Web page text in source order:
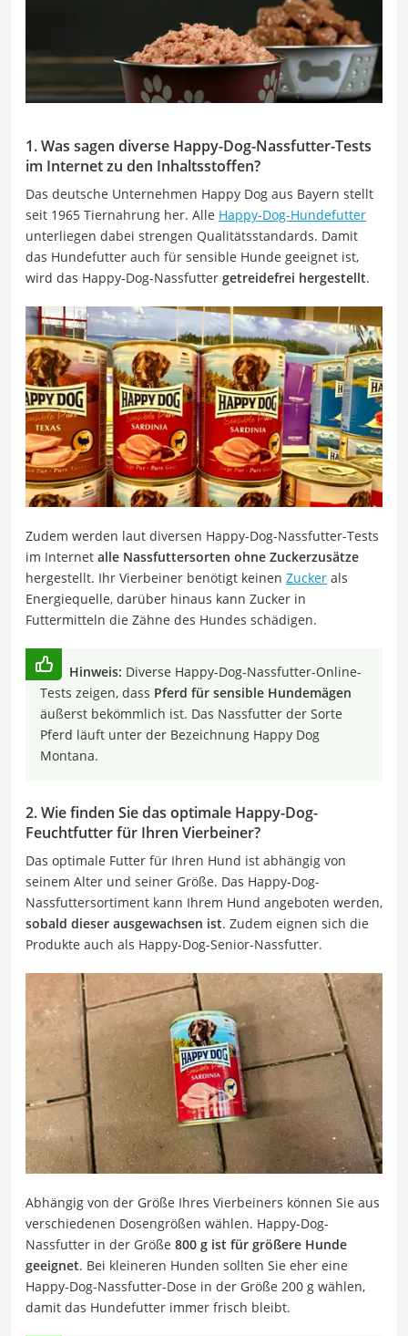
1. Was sagen diverse Happy-Dog-Nassfutter-Tests
im Internet zu den Inhaltsstoffen?
Das deutsche Unternehmen Happy Dog aus Bayern stellt
seit 1965 Tiernahrung her. Alle Happy-Dog-Hundefutter
unterliegen dabei strengen Qualitätsstandards. Damit
das Hundefutter auch für sensible Hunde geeignet ist,
wird das Happy-Dog-Nassfutter getreidefrei hergestellt.
Zudem werden laut diversen Happy-Dog-Nassfutter-Tests
im Internet alle Nassfuttersorten ohne Zuckerzusätze
hergestellt. Ihr Vierbeiner benötigt keinen Zucker als
Energiequelle, darüber hinaus kann Zucker in
Futtermitteln die Zähne des Hundes schädigen.
Hinweis: Diverse Happy-Dog-Nassfutter-Online-
Tests zeigen, dass Pferd für sensible Hundemägen
äußerst bekömmlich ist. Das Nassfutter der Sorte
Pferd läuft unter der Bezeichnung Happy Dog
Montana.
2. Wie finden Sie das optimale Happy-Dog-
Feuchtfutter für Ihren Vierbeiner?
Das optimale Futter für Ihren Hund ist abhängig von
seinem Alter und seiner Größe. Das Happy-Dog-
Nassfuttersortiment kann Ihrem Hund angeboten werden,
sobald dieser ausgewachsen ist. Zudem eignen sich die
Produkte auch als Happy-Dog-Senior-Nassfutter.
Abhängig von der Größe Ihres Vierbeiners können Sie aus
verschiedenen Dosengrößen wählen. Happy-Dog-
Nassfutter in der Größe 800 g ist für größere Hunde
geeignet. Bei kleineren Hunden sollten Sie eher eine
Happy-Dog-Nassfutter-Dose in der Größe 200 g wählen,
damit das Hundefutter immer frisch bleibt.